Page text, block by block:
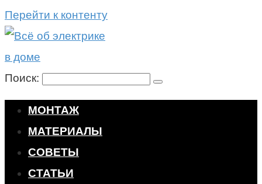
Перейти к контенту
Поиск:
МОНТАЖ
МАТЕРИАЛЫ
СОВЕТЫ
СТАТЬИ